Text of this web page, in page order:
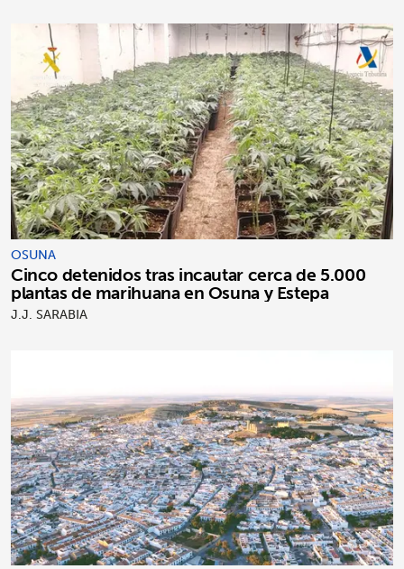
OSUNA
Cinco detenidos tras incautar cerca de 5.000
plantas de marihuana en Osuna y Estepa
J.J. SARABIA